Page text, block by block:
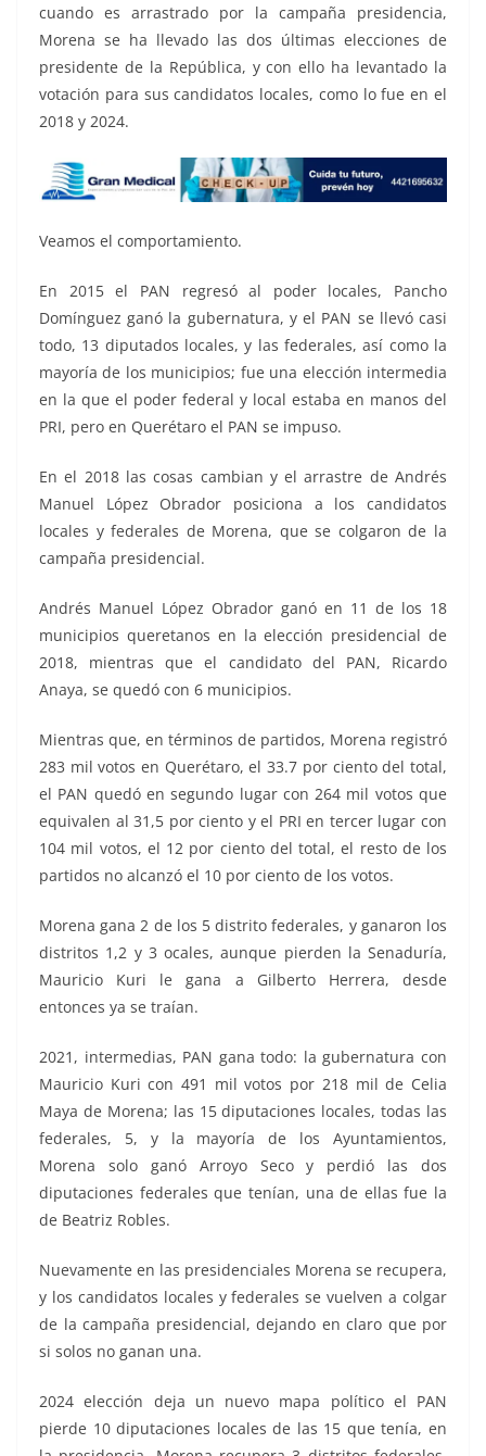
cuando es arrastrado por la campaña presidencia,
Morena se ha llevado las dos últimas elecciones de
presidente de la República, y con ello ha levantado la
votación para sus candidatos locales, como lo fue en el
2018 y 2024.
Veamos el comportamiento.
En 2015 el PAN regresó al poder locales, Pancho
Domínguez ganó la gubernatura, y el PAN se llevó casi
todo, 13 diputados locales, y las federales, así como la
mayoría de los municipios; fue una elección intermedia
en la que el poder federal y local estaba en manos del
PRI, pero en Querétaro el PAN se impuso.
En el 2018 las cosas cambian y el arrastre de Andrés
Manuel López Obrador posiciona a los candidatos
locales y federales de Morena, que se colgaron de la
campaña presidencial.
Andrés Manuel López Obrador ganó en 11 de los 18
municipios queretanos en la elección presidencial de
2018, mientras que el candidato del PAN, Ricardo
Anaya, se quedó con 6 municipios.
Mientras que, en términos de partidos, Morena registró
283 mil votos en Querétaro, el 33.7 por ciento del total,
el PAN quedó en segundo lugar con 264 mil votos que
equivalen al 31,5 por ciento y el PRI en tercer lugar con
104 mil votos, el 12 por ciento del total, el resto de los
partidos no alcanzó el 10 por ciento de los votos.
Morena gana 2 de los 5 distrito federales, y ganaron los
distritos 1,2 y 3 ocales, aunque pierden la Senaduría,
Mauricio Kuri le gana a Gilberto Herrera, desde
entonces ya se traían.
2021, intermedias, PAN gana todo: la gubernatura con
Mauricio Kuri con 491 mil votos por 218 mil de Celia
Maya de Morena; las 15 diputaciones locales, todas las
federales, 5, y la mayoría de los Ayuntamientos,
Morena solo ganó Arroyo Seco y perdió las dos
diputaciones federales que tenían, una de ellas fue la
de Beatriz Robles.
Nuevamente en las presidenciales Morena se recupera,
y los candidatos locales y federales se vuelven a colgar
de la campaña presidencial, dejando en claro que por
si solos no ganan una.
2024 elección deja un nuevo mapa político el PAN
pierde 10 diputaciones locales de las 15 que tenía, en